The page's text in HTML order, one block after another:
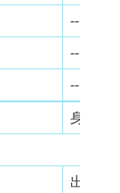
---
---
---
身分證
出生日